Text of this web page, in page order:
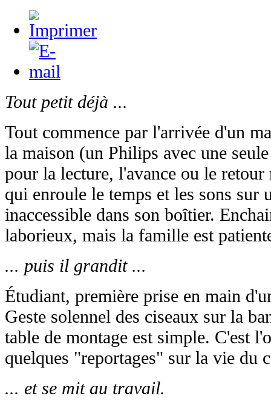
Tout petit déjà ...
Tout commence par l'arrivée d'un
la maison (un Philips avec une
pour la lecture, l'avance ou le
qui enroule le temps et les sons sur
inaccessible dans son boîtier.
laborieux, mais la famille est
... puis il grandit ...
Étudiant, première prise en main
Geste solennel des ciseaux sur la
table de montage est simple. C'est
quelques "reportages" sur la vie du
... et se mit au travail.